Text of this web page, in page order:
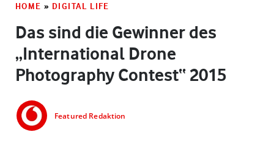
HOME » DIGITAL LIFE
Das sind die Gewinner des
„International Drone
Photography Contest“ 2015
Featured Redaktion